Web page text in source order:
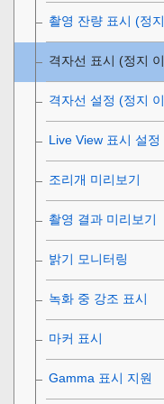
촬영 잔량 표시 (정
격자선 표시 (정지
격자선 설정 (정지
Live View 표시 설정
조리개 미리보기
촬영 결과 미리보기
밝기 모니터링
녹화 중 강조 표시
마커 표시
Gamma 표시 지원